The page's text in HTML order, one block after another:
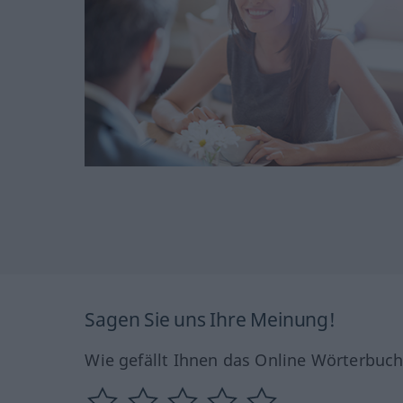
Sagen Sie uns Ihre Meinung!
Wie gefällt Ihnen das Online